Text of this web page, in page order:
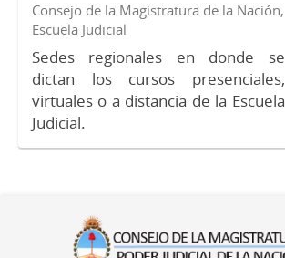
Consejo de la Magistratura de la Nación,
Escuela Judicial
Sedes regionales en donde se
dictan los cursos presenciales,
virtuales o a distancia de la Escuela
Judicial.